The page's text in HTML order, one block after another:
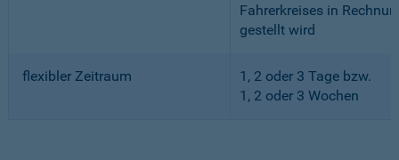
Fahrerkreises in
gestellt wird
flexibler Zeitraum
1, 2 oder 3 Tage bzw.
1, 2 oder 3 Wochen